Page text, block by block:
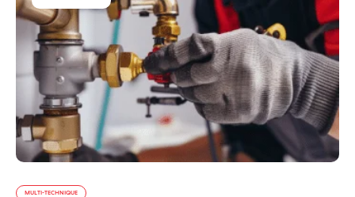
MULTI-TECHNIQUE